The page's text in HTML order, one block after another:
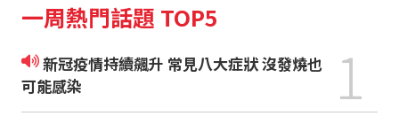
一周熱門話題 TOP5
新冠疫情持續飆升 常見八大症狀 沒發燒也
可能感染
1